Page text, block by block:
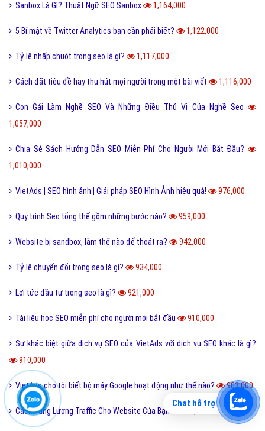
Sanbox Là Gì? Thuật Ngữ SEO Sanbox 1,164,000
5 Bí mật về Twitter Analytics bạn cần phải biết? 1,122,000
Tỷ lệ nhấp chuột trong seo là gì? 1,117,000
Cách đặt tiêu đề hay thu hút mọi người trong một bài viết 1,116,000
Con Gái Làm Nghề SEO Và Những Điều Thú Vị Của Nghề Seo
1,057,000
Chia Sẻ Sách Hướng Dẫn SEO Miễn Phí Cho Người Mới Bắt Đầu?
1,010,000
VietAds | SEO hình ảnh | Giải pháp SEO Hình Ảnh hiệu quả! 976,000
Quy trình Seo tổng thể gồm những bước nào? 959,000
Website bị sandbox, làm thế nào để thoát ra? 942,000
Tỷ lệ chuyển đổi trong seo là gì? 934,000
Lợi tức đầu tư trong seo là gì? 921,000
Tài liệu học SEO miễn phí cho người mới bắt đầu 910,000
Sự khác biệt giữa dịch vụ SEO của VietAds với dịch vụ SEO khác là gì?
910,000
VietAds cho tôi biết bộ máy Google hoạt động như thế nào? 903,000
Cách Tăng Lượng Traffic Cho Website Của Bạn
Chat hỗ trợ